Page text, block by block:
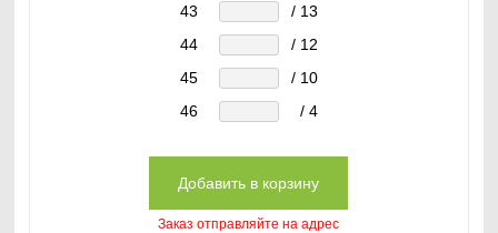
43
/ 13
44
/ 12
45
/ 10
46
/ 4
Заказ отправляйте на адрес